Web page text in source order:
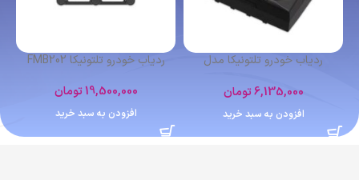
ردیاب شخصی کوبان TK102
4,400,000تومان
اطلاعات بیشتر
ردیاب خودرو تلتونیکا FMB641
12,364,000 تومان
افزودن به سبد خرید